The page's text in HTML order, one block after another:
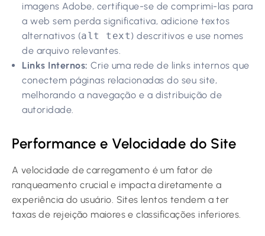
imagens Adobe, certifique-se de comprimi-las para
a web sem perda significativa, adicione textos
alternativos (alt text) descritivos e use nomes
de arquivo relevantes.
Links Internos: Crie uma rede de links internos que
conectem páginas relacionadas do seu site,
melhorando a navegação e a distribuição de
autoridade.
Performance e Velocidade do Site
A velocidade de carregamento é um fator de
ranqueamento crucial e impacta diretamente a
experiência do usuário. Sites lentos tendem a ter
taxas de rejeição maiores e classificações inferiores.